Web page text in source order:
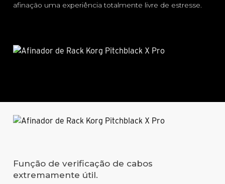
afinação uma experiência totalmente livre de estresse.
Função de verificação de cabos
extremamente útil.